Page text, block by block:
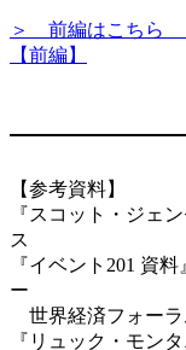
＞ 前編はこちら
【前編】
【参考資料】
『スコット・ジェ
ス
『イベント201 資
ー
世界経済フォーラ
『リュック・モン